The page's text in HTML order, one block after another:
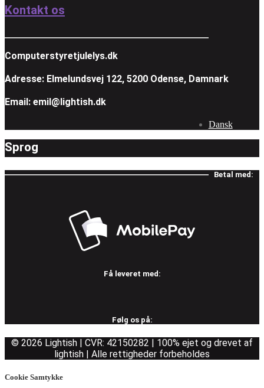
Kontakt os
Computerstyretjulelys.dk
Adresse: Elmelundsvej 122, 5200 Odense, Damnark
Email: emil@lightish.dk
Sprog
Dansk
Betal med:
Få leveret med:
Følg os på:
© 2026 Lightish | CVR: 42150282 | 100% ejet og drevet af
lightish | Alle rettigheder forbeholdes
Cookie Samtykke